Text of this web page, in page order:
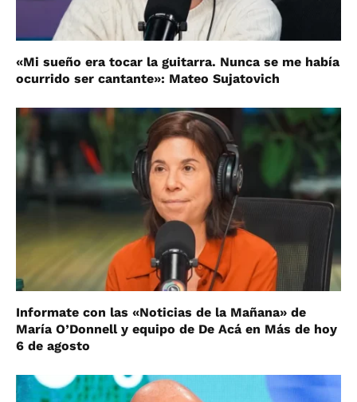
«Mi sueño era tocar la guitarra. Nunca se me había
ocurrido ser cantante»: Mateo Sujatovich
Informate con las «Noticias de la Mañana» de
María O’Donnell y equipo de De Acá en Más de hoy
6 de agosto